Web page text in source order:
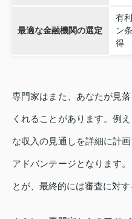
最適な金融機関の選定
有
ン
得
専門家はまた、あなたが見
くれることがあります。例
な収入の見通しを詳細に計
アドバンテージとなります
とが、最終的には審査に対す